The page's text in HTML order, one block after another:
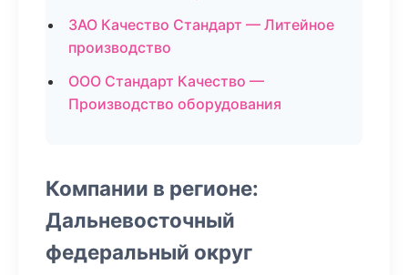
ЗАО Качество Стандарт — Литейное
производство
ООО Стандарт Качество —
Производство оборудования
Компании в регионе:
Дальневосточный
федеральный округ